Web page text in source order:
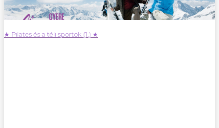
★ Pilates és a téli sportok (1.) ★